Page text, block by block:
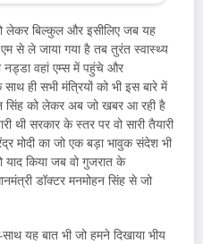
लेकर बिल्कुल और इसीलिए जब यह
से ले जाया गया है तब तुरंत स्वास्थ्य
नड्डा वहां एम्स में पहुंचे और
ही सभी मंत्रियों को भी इस बारे में
सिंह को लेकर अब जो खबर आ रही है
थी सरकार के स्तर पर वो सारी तैयारी
मोदी का जो एक बड़ा भावुक संदेश भी
याद किया जब वो गुजरात के
डॉक्टर मनमोहन सिंह से जो
यह बात भी जो हमने दिखाया भीय